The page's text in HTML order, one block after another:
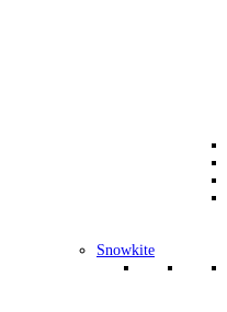
Snowkite